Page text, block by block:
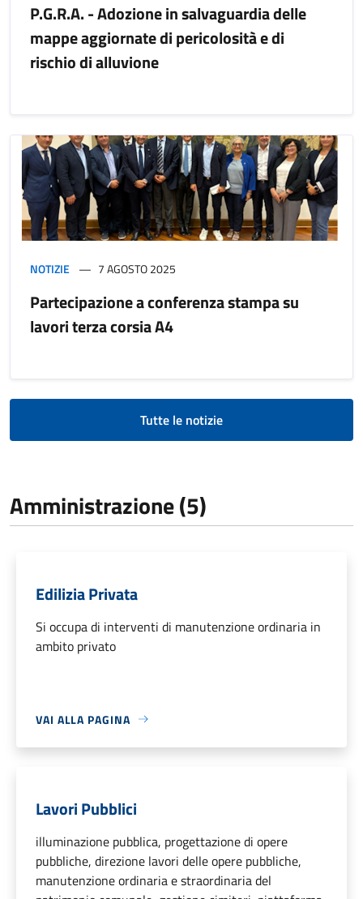
P.G.R.A. - Adozione in salvaguardia delle
mappe aggiornate di pericolosità e di
rischio di alluvione
NOTIZIE 7 AGOSTO 2025
Partecipazione a conferenza stampa su
lavori terza corsia A4
Tutte le notizie
Amministrazione (5)
Edilizia Privata
Si occupa di interventi di manutenzione ordinaria in
ambito privato
VAI ALLA PAGINA
Lavori Pubblici
illuminazione pubblica, progettazione di opere
pubbliche, direzione lavori delle opere pubbliche,
manutenzione ordinaria e straordinaria del